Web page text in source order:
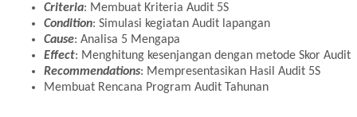
Criteria: Membuat Kriteria Audit 5S
Condition: Simulasi kegiatan Audit lapangan
Cause: Analisa 5 Mengapa
Effect: Menghitung kesenjangan dengan metode Skor Audit
Recommendations: Mempresentasikan Hasil Audit 5S
Membuat Rencana Program Audit Tahunan